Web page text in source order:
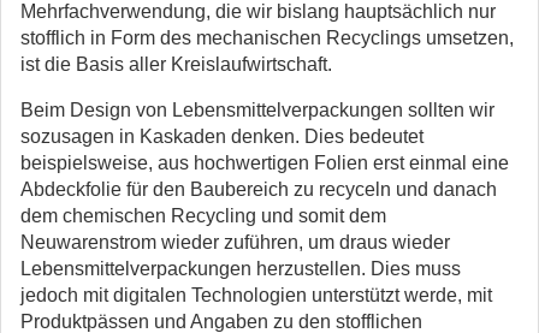
Mehrfachverwendung, die wir bislang hauptsächlich nur
stofflich in Form des mechanischen Recyclings umsetzen,
ist die Basis aller Kreislaufwirtschaft.
Beim Design von Lebensmittelverpackungen sollten wir
sozusagen in Kaskaden denken. Dies bedeutet
beispielsweise, aus hochwertigen Folien erst einmal eine
Abdeckfolie für den Baubereich zu recyceln und danach
dem chemischen Recycling und somit dem
Neuwarenstrom wieder zuführen, um draus wieder
Lebensmittelverpackungen herzustellen. Dies muss
jedoch mit digitalen Technologien unterstützt werde, mit
Produktpässen und Angaben zu den stofflichen